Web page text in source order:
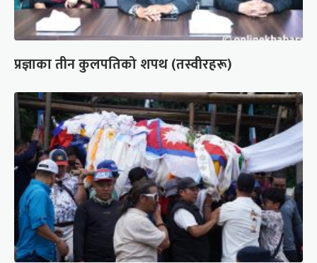
प्रज्ञाका तीन कुलपतिको शपथ (तस्वीरहरू)